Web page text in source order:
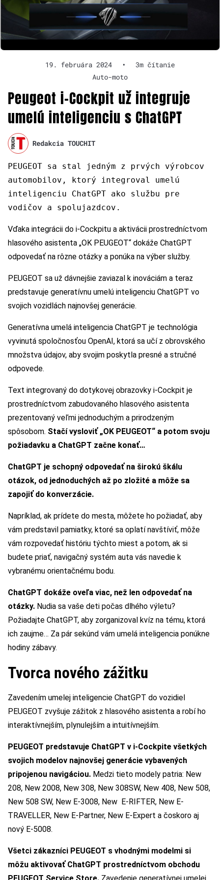
19. februára 2024 •
3m čítanie
Auto-moto
Peugeot i-Cockpit už integruje
umelú inteligenciu s ChatGPT
Redakcia TOUCHIT
PEUGEOT sa stal jedným z prvých výrobcov
automobilov, ktorý integroval umelú
inteligenciu ChatGPT ako službu pre
vodičov a spolujazdcov.
Vďaka integrácii do i-Cockpitu a aktivácii prostredníctvom
hlasového asistenta „OK PEUGEOT“ dokáže ChatGPT
odpovedať na rôzne otázky a ponúka na výber služby.
PEUGEOT sa už dávnejšie zaviazal k inováciám a teraz
predstavuje generatívnu umelú inteligenciu ChatGPT vo
svojich vozidlách najnovšej generácie.
Generatívna umelá inteligencia ChatGPT je technológia
vyvinutá spoločnosťou OpenAI, ktorá sa učí z obrovského
množstva údajov, aby svojim poskytla presné a stručné
odpovede.
Text integrovaný do dotykovej obrazovky i-Cockpit je
prostredníctvom zabudovaného hlasového asistenta
prezentovaný veľmi jednoduchým a prirodzeným
spôsobom. Stačí vysloviť „OK PEUGEOT“ a potom svoju
požiadavku a ChatGPT začne konať…
ChatGPT je schopný odpovedať na širokú škálu
otázok, od jednoduchých až po zložité a môže sa
zapojiť do konverzácie.
Napríklad, ak prídete do mesta, môžete ho požiadať, aby
vám predstavil pamiatky, ktoré sa oplatí navštíviť, môže
vám rozpovedať históriu týchto miest a potom, ak si
budete priať, navigačný systém auta vás navedie k
vybranému orientačnému bodu.
ChatGPT dokáže oveľa viac, než len odpovedať na
otázky. Nudia sa vaše deti počas dlhého výletu?
Požiadajte ChatGPT, aby zorganizoval kvíz na tému, ktorá
ich zaujme… Za pár sekúnd vám umelá inteligencia ponúkne
hodiny zábavy.
Tvorca nového zážitku
Zavedením umelej inteligencie ChatGPT do vozidiel
PEUGEOT zvyšuje zážitok z hlasového asistenta a robí ho
interaktívnejším, plynulejším a intuitívnejším.
PEUGEOT predstavuje ChatGPT v i-Cockpite všetkých
svojich modelov najnovšej generácie vybavených
pripojenou navigáciou. Medzi tieto modely patria: New
208, New 2008, New 308, New 308SW, New 408, New 508,
New 508 SW, New E-3008, New E-RIFTER, New E-
TRAVELLER, New E-Partner, New E-Expert a čoskoro aj
nový E-5008.
Všetci zákazníci PEUGEOT s vhodnými modelmi si
môžu aktivovať ChatGPT prostredníctvom obchodu